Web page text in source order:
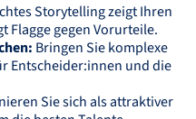
Storytelling zeigt Ihren
Flagge gegen Vorurteile.
Bringen Sie komplexe
Entscheider:innen und die
Sie sich als attraktiver